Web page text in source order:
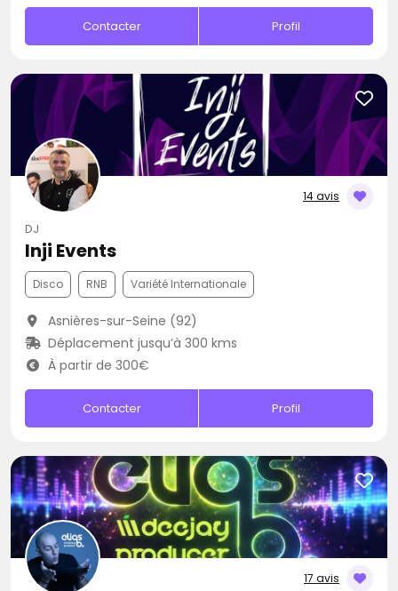
Contacter Profil
14 avis
DJ
Inji Events
Disco RNB Variété Internationale
Asnières-sur-Seine (92)
Déplacement jusqu’à 300 kms
À partir de 300€
Contacter Profil
17 avis